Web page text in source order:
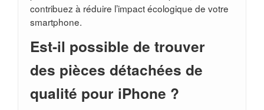
contribuez à réduire l’impact écologique de votre
smartphone.
Est-il possible de trouver
des pièces détachées de
qualité pour iPhone ?